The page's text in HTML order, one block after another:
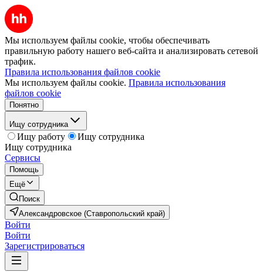
Мы используем файлы cookie, чтобы обеспечивать
правильную работу нашего веб-сайта и анализировать сетевой
трафик.
Правила использования файлов cookie
Мы используем файлы cookie. Правила использования
файлов cookie
Понятно
Ищу сотрудника
Ищу работу
Ищу сотрудника
Ищу сотрудника
Сервисы
Помощь
Ещё
Поиск
Александровское (Ставропольский край)
Войти
Войти
Зарегистрироваться